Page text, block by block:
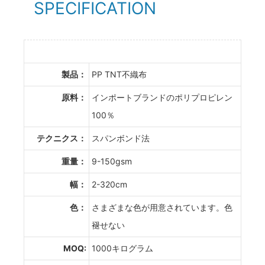
SPECIFICATION
製品： PP TNT不織布
原料：
インポートブランドのポリプロピレン
100％
テクニクス： スパンボンド法
重量： 9-150gsm
幅： 2-320cm
色：
さまざまな色が用意されています。色
褪せない
MOQ: 1000キログラム